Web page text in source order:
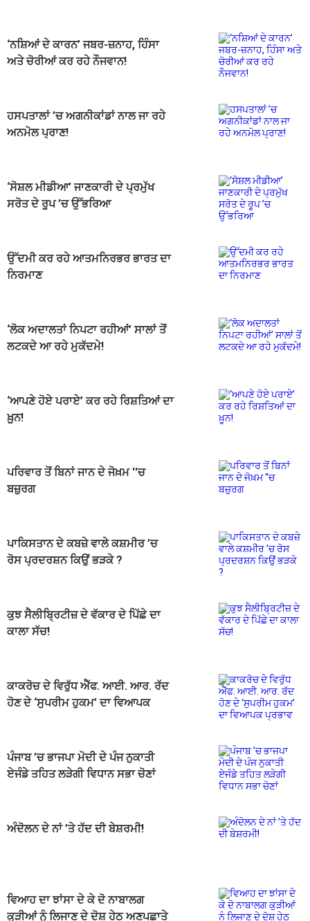
‘ਨਸ਼ਿਆਂ ਦੇ ਕਾਰਨ’ ਜਬਰ-ਜ਼ਨਾਹ, ਹਿੰਸਾ
ਅਤੇ ਚੋਰੀਆਂ ਕਰ ਰਹੇ ਨੌਜਵਾਨ!
ਹਸਪਤਾਲਾਂ ’ਚ ਅਗਨੀਕਾਂਡਾਂ ਨਾਲ ਜਾ ਰਹੇ
ਅਨਮੋਲ ਪ੍ਰਾਣ!
‘ਸੋਸ਼ਲ ਮੀਡੀਆ’ ਜਾਣਕਾਰੀ ਦੇ ਪ੍ਰਮੁੱਖ
ਸਰੋਤ ਦੇ ਰੂਪ ’ਚ ਉੱਭਰਿਆ
ਉੱਦਮੀ ਕਰ ਰਹੇ ਆਤਮਨਿਰਭਰ ਭਾਰਤ ਦਾ
ਨਿਰਮਾਣ
‘ਲੋਕ ਅਦਾਲਤਾਂ ਨਿਪਟਾ ਰਹੀਆਂ’ ਸਾਲਾਂ ਤੋਂ
ਲਟਕਦੇ ਆ ਰਹੇ ਮੁਕੱਦਮੇ!
‘ਆਪਣੇ ਹੋਏ ਪਰਾਏ’ ਕਰ ਰਹੇ ਰਿਸ਼ਤਿਆਂ ਦਾ
ਖ਼ੂਨ!
ਪਰਿਵਾਰ ਤੋਂ ਬਿਨਾਂ ਜਾਨ ਦੇ ਜੋਖ਼ਮ ''ਚ
ਬਜ਼ੁਰਗ
ਪਾਕਿਸਤਾਨ ਦੇ ਕਬਜ਼ੇ ਵਾਲੇ ਕਸ਼ਮੀਰ ’ਚ
ਰੋਸ ਪ੍ਰਦਰਸ਼ਨ ਕਿਉਂ ਭੜਕੇ ?
ਕੁਝ ਸੈਲੀਬ੍ਰਿਟੀਜ਼ ਦੇ ਵੱਕਾਰ ਦੇ ਪਿੱਛੇ ਦਾ
ਕਾਲਾ ਸੱਚ!
ਕਾਕਰੋਚ ਦੇ ਵਿਰੁੱਧ ਐੱਫ. ਆਈ. ਆਰ. ਰੱਦ
ਹੋਣ ਦੇ ‘ਸੁਪਰੀਮ ਹੁਕਮ’ ਦਾ ਵਿਆਪਕ
ਪੰਜਾਬ ’ਚ ਭਾਜਪਾ ਮੋਦੀ ਦੇ ਪੰਜ ਨੁਕਾਤੀ
ਏਜੰਡੇ ਤਹਿਤ ਲੜੇਗੀ ਵਿਧਾਨ ਸਭਾ ਚੋਣਾਂ
ਅੰਦੋਲਨ ਦੇ ਨਾਂ ’ਤੇ ਹੱਦ ਦੀ ਬੇਸ਼ਰਮੀ!
ਵਿਆਹ ਦਾ ਝਾਂਸਾ ਦੇ ਕੇ ਦੋ ਨਾਬਾਲਗ
ਕੁੜੀਆਂ ਨੂੰ ਲਿਜਾਣ ਦੇ ਦੋਸ਼ ਹੇਠ ਅਣਪਛਾਤੇ